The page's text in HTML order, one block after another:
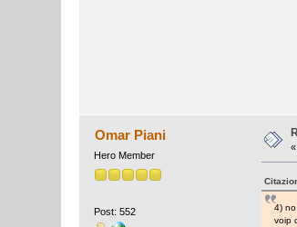
Omar Piani
Hero Member
Post: 552
«
4)
voip